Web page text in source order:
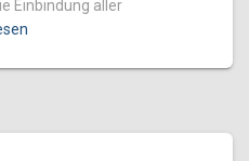
Einbindung aller